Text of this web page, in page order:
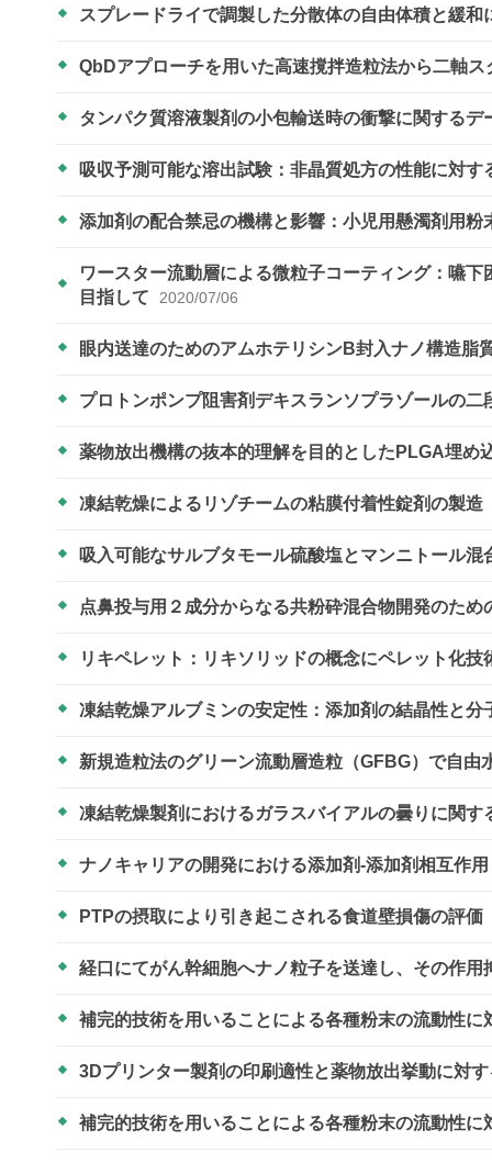
スプレードライで調製した分散体の自由体積と緩
QbDアプローチを用いた高速撹拌造粒法から二軸
タンパク質溶液製剤の小包輸送時の衝撃に関するデ
吸収予測可能な溶出試験：非晶質処方の性能に対
添加剤の配合禁忌の機構と影響：小児用懸濁剤用
ワースター流動層による微粒子コーティング：嚥
目指して
2020/07/06
眼内送達のためのアムホテリシンB封入ナノ構造脂
プロトンポンプ阻害剤デキスランソプラゾールの
薬物放出機構の抜本的理解を目的としたPLGA埋め
凍結乾燥によるリゾチームの粘膜付着性錠剤の製造
吸入可能なサルブタモール硫酸塩とマンニトール
点鼻投与用２成分からなる共粉砕混合物開発のた
リキペレット：リキソリッドの概念にペレット化
凍結乾燥アルブミンの安定性：添加剤の結晶性と
新規造粒法のグリーン流動層造粒（GFBG）で自
凍結乾燥製剤におけるガラスバイアルの曇りに関す
ナノキャリアの開発における添加剤-添加剤相互作
PTPの摂取により引き起こされる食道壁損傷の評価
経口にてがん幹細胞へナノ粒子を送達し、その作
補完的技術を用いることによる各種粉末の流動性
3Dプリンター製剤の印刷適性と薬物放出挙動に対
補完的技術を用いることによる各種粉末の流動性